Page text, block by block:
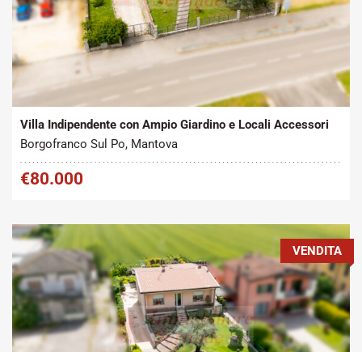
Tipo contratto:
Vendita
Metratura Commerciale:
230 m2
Villa Indipendente con Ampio Giardino e Locali Accessori
Borgofranco Sul Po, Mantova
€80.000
VENDITA